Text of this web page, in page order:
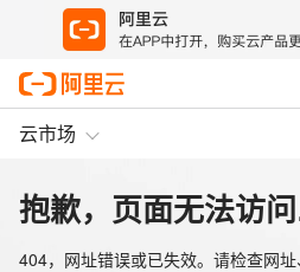
云市场
抱歉，页面无法访
404，网址错误或已失效。请检查网址